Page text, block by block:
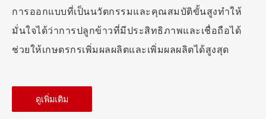
การออกแบบที่เป็นนวัตกรรมและคุณสมบัติขั้นสูงทำให้
มั่นใจได้ว่าการปลูกข้าวที่มีประสิทธิภาพและเชื่อถือได้
ช่วยให้เกษตรกรเพิ่มผลผลิตและเพิ่มผลผลิตได้สูงสุด
ดูเพิ่มเติม